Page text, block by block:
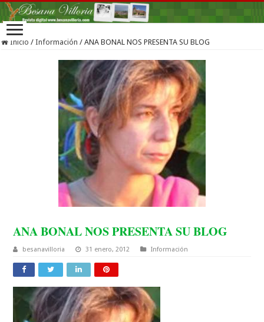
Inicio / Información / ANA BONAL NOS PRESENTA SU BLOG
ANA BONAL NOS PRESENTA SU BLOG
besanavilloria 31 enero, 2012 Información